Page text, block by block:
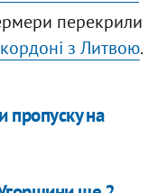
перекрили
з Литвою.
пропуску на